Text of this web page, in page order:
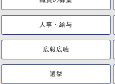
人事・給与
広報広聴
選挙